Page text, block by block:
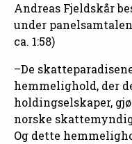
Andreas Fjeldskår
under
ca. 1:58)
–De
hemmelighold, der
holdingselskaper,
norske
Og dette